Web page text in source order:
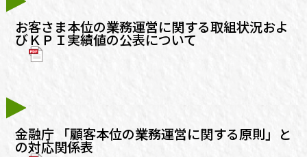
お客さま本位の業務運営に関する取組状況およ
びＫＰＩ実績値の公表について
金融庁 「顧客本位の業務運営に関する原則」と
の対応関係表